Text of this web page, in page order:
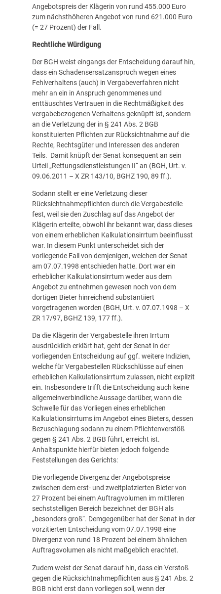
Angebotspreis der Klägerin von rund 455.000 Euro
zum nächsthöheren Angebot von rund 621.000 Euro
(= 27 Prozent) der Fall.
Rechtliche Würdigung
Der BGH weist eingangs der Entscheidung darauf hin,
dass ein Schadensersatzanspruch wegen eines
Fehlverhaltens (auch) in Vergabeverfahren nicht
mehr an ein in Anspruch genommenes und
enttäuschtes Vertrauen in die Rechtmäßigkeit des
vergabebezogenen Verhaltens geknüpft ist, sondern
an die Verletzung der in § 241 Abs. 2 BGB
konstituierten Pflichten zur Rücksichtnahme auf die
Rechte, Rechtsgüter und Interessen des anderen
Teils. Damit knüpft der Senat konsequent an sein
Urteil „Rettungsdienstleistungen II“ an (BGH, Urt. v.
09.06.2011 – X ZR 143/10, BGHZ 190, 89 ff.).
Sodann stellt er eine Verletzung dieser
Rücksichtnahmepflichten durch die Vergabestelle
fest, weil sie den Zuschlag auf das Angebot der
Klägerin erteilte, obwohl ihr bekannt war, dass dieses
von einem erheblichen Kalkulationsirrtum beeinflusst
war. In diesem Punkt unterscheidet sich der
vorliegende Fall von demjenigen, welchen der Senat
am 07.07.1998 entschieden hatte. Dort war ein
erheblicher Kalkulationsirrtum weder aus dem
Angebot zu entnehmen gewesen noch von dem
dortigen Bieter hinreichend substantiiert
vorgetragenen worden (BGH, Urt. v. 07.07.1998 – X
ZR 17/97, BGHZ 139, 177 ff.).
Da die Klägerin der Vergabestelle ihren Irrtum
ausdrücklich erklärt hat, geht der Senat in der
vorliegenden Entscheidung auf ggf. weitere Indizien,
welche für Vergabestellen Rückschlüsse auf einen
erheblichen Kalkulationsirrtum zulassen, nicht explizit
ein. Insbesondere trifft die Entscheidung auch keine
allgemeinverbindliche Aussage darüber, wann die
Schwelle für das Vorliegen eines erheblichen
Kalkulationsirrtums im Angebot eines Bieters, dessen
Bezuschlagung sodann zu einem Pflichtenverstöß
gegen § 241 Abs. 2 BGB führt, erreicht ist.
Anhaltspunkte hierfür bieten jedoch folgende
Feststellungen des Gerichts:
Die vorliegende Divergenz der Angebotspreise
zwischen dem erst- und zweitplatzierten Bieter von
27 Prozent bei einem Auftragvolumen im mittleren
sechststelligen Bereich bezeichnet der BGH als
„besonders groß“. Demgegenüber hat der Senat in der
vorzitierten Entscheidung vom 07.07.1998 eine
Divergenz von rund 18 Prozent bei einem ähnlichen
Auftragsvolumen als nicht maßgeblich erachtet.
Zudem weist der Senat darauf hin, dass ein Verstoß
gegen die Rücksichtnahmepflichten aus § 241 Abs. 2
BGB nicht erst dann vorliegen soll, wenn der